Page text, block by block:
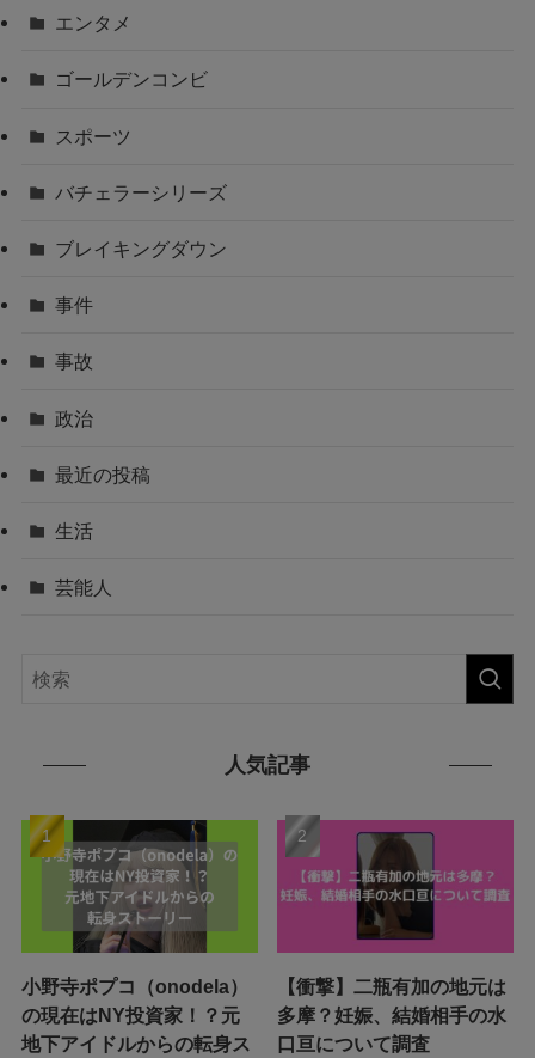
エンタメ
ゴールデンコンビ
スポーツ
バチェラーシリーズ
ブレイキングダウン
事件
事故
政治
最近の投稿
生活
芸能人
人気記事
小野寺ポプコ（onodela）
の現在はNY投資家！？元
地下アイドルからの転身ス
【衝撃】二瓶有加の地元は
多摩？妊娠、結婚相手の水
口亘について調査